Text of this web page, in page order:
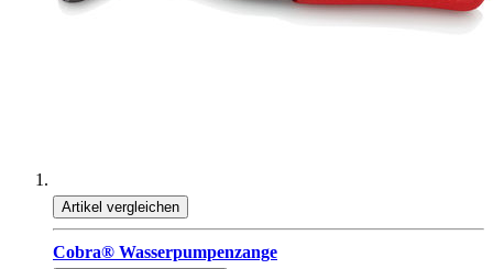
Artikel vergleichen
Cobra® Wasserpumpenzange